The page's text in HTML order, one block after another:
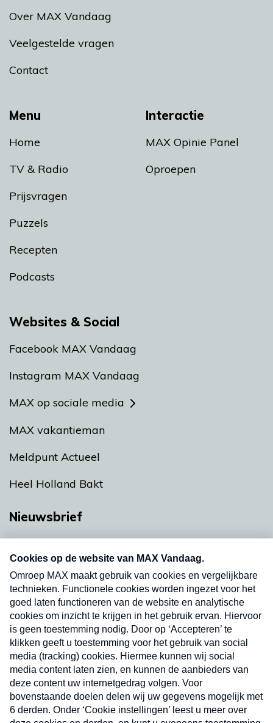
Menu
Home
TV & Radio
Prijsvragen
Puzzels
Recepten
Podcasts
Interactie
MAX Opinie Panel
Oproepen
Over MAX Vandaag
Veelgestelde vragen
Contact
Websites & Social
Facebook MAX Vandaag
Instagram MAX Vandaag
MAX op sociale media
MAX vakantieman
Meldpunt Actueel
Heel Holland Bakt
Nieuwsbrief
nieuwsbrief. Elke vrijdag- en dinsdagochtend in
uw mailbox.
Verzend
Nieuwsbrief